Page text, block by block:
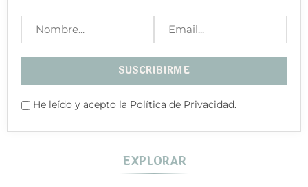
He leído y acepto la Política de Privacidad.
EXPLORAR